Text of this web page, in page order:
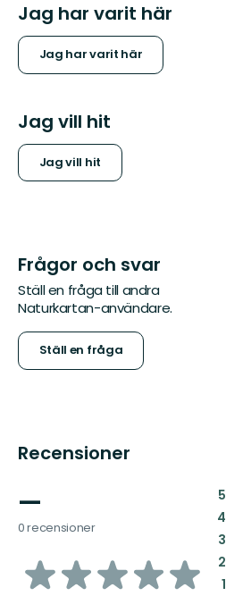
Jag har varit här
Jag har varit här
Jag vill hit
Jag vill hit
Frågor och svar
Ställ en fråga till andra
Naturkartan-användare.
Ställ en fråga
Recensioner
—
0 recensioner
av
5:
4:
3:
2:
1: